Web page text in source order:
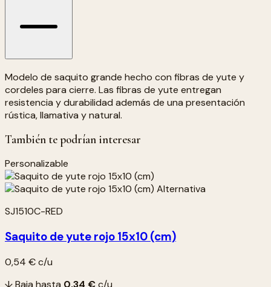
Modelo de saquito grande hecho con fibras de yute y
cordeles para cierre. Las fibras de yute entregan
resistencia y durabilidad además de una presentación
rústica, llamativa y natural.
También te podrían interesar
Personalizable
SJ1510C-RED
Saquito de yute rojo 15x10 (cm)
0,54 €c/u
↓ Baja hasta 0,34 €c/u